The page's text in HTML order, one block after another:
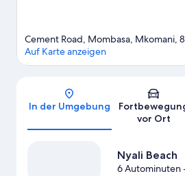
Karte
Cement Road, Mombasa, Mkomani,
Auf Karte anzeigen
In der Umgebung
vor Ort
Nyali Beach
6 Autominuten